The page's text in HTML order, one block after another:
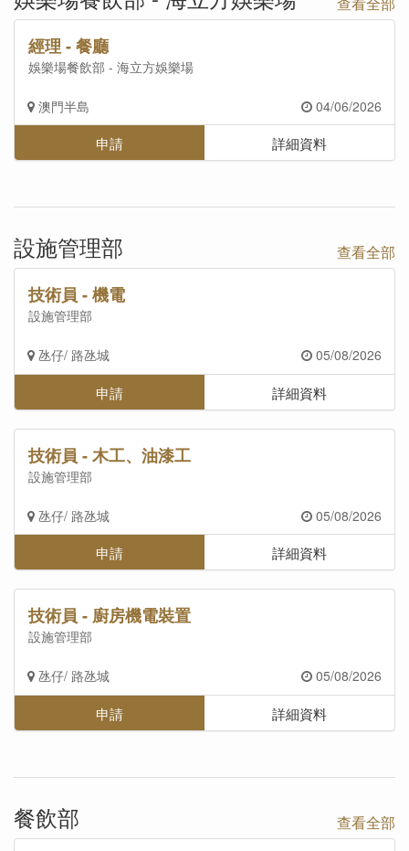
經理 - 餐廳
娛樂場餐飲部 - 海立方娛樂場
澳門半島 04/06/2026
申請 詳細資料
設施管理部 查看全部
技術員 - 機電
設施管理部
氹仔/ 路氹城 05/08/2026
申請 詳細資料
技術員 - 木工、油漆工
設施管理部
氹仔/ 路氹城 05/08/2026
申請 詳細資料
技術員 - 廚房機電裝置
設施管理部
氹仔/ 路氹城 05/08/2026
申請 詳細資料
餐飲部 查看全部